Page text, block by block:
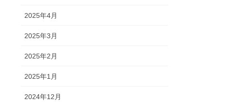
2025年4月
2025年3月
2025年2月
2025年1月
2024年12月